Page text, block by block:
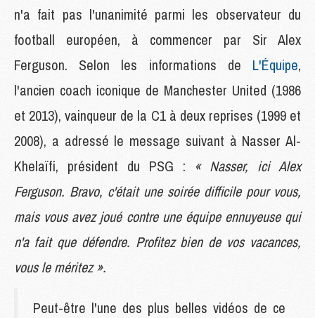
n'a fait pas l'unanimité parmi les observateur du
football européen, à commencer par Sir Alex
Ferguson. Selon les informations de L'Équipe,
l'ancien coach iconique de Manchester United (1986
et 2013), vainqueur de la C1 à deux reprises (1999 et
2008), a adressé le message suivant à Nasser Al-
Khelaïfi, président du PSG : « Nasser, ici Alex
Ferguson. Bravo, c'était une soirée difficile pour vous,
mais vous avez joué contre une équipe ennuyeuse qui
n'a fait que défendre. Profitez bien de vos vacances,
vous le méritez ».
Peut-être l'une des plus belles vidéos de ce